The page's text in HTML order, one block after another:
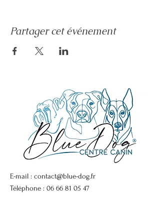
Partager cet événement
E-mail : contact@blue-dog.fr
Téléphone : 06 66 81 05 47